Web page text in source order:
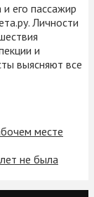
его пассажир
Личности
и
выясняют все
месте
не была